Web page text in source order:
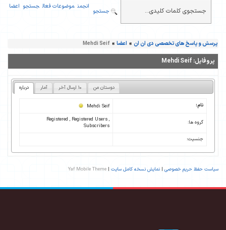
انجمن موضوعات فعال جستجو اعضا
جستجو
پرسش و پاسخ های تخصصی دی ان ان » اعضا »
Mehdi Seif
پروفایل:Mehdi Seif
درباره آمار 10 ارسال آخر دوستان من
نام: Mehdi Seif
گروه ها:
Registered , Registered Users ,
Subscribers
جنسیت:
سیاست حفظ حریم خصوصی | نمایش نسخه کامل سایت |
Yaf Mobile Theme